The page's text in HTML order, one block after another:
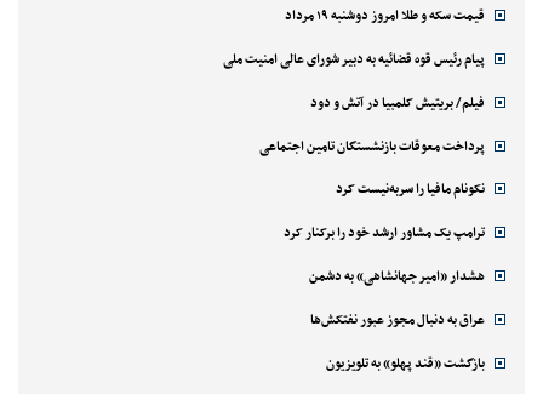
قیمت سکه و طلا امروز دوشنبه ۱۹ مرداد
پیام رئیس قوه قضائیه به دبیر شورای عالی امنیت ملی
فیلم/ بریتیش کلمبیا در آتش و دود
پرداخت معوقات بازنشستگان تامین اجتماعی
نکونام مافیا را سربه‌نیست کرد
ترامپ یک مشاور ارشد خود را برکنار کرد
هشدار «امیر جهانشاهی» به دشمن
عراق به دنبال مجوز عبور نفتکش‌ها
بازگشت «قند پهلو» به تلویزیون